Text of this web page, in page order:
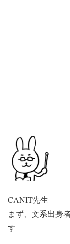
CANIT先生
まず、文系出身
す